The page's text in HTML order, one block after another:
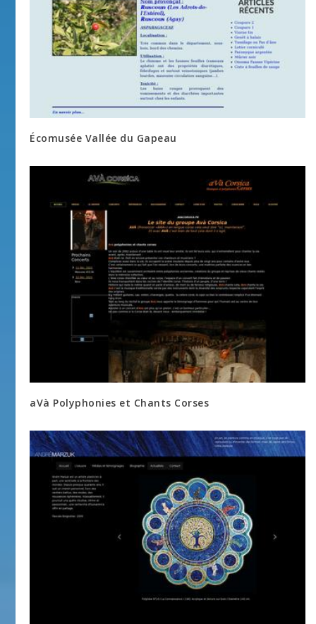
Écomusée Vallée du Gapeau
aVà Polyphonies et Chants Corses